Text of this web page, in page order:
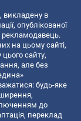
викладену в
опублікованої
рекламодавець.
на цьому сайті,
сайту,
але без
будь-яке
до
переклад